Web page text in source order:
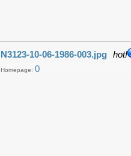
N3123-10-06-1986-003.jpg hot!
Homepage: 0